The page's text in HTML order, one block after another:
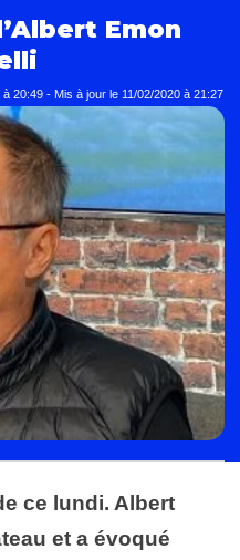
Emon
à 20:49 - Mis à jour le 11/02/2020 à 21:27
ce lundi. Albert
et a évoqué